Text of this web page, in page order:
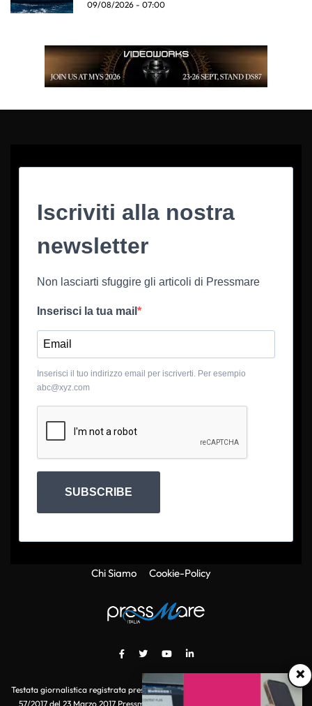
09/08/2026 - 07:00
×
Iscriviti alla nostra
newsletter
Non lasciarti sfuggire gli articoli di Pressmare
Inserisci la tua mail
Inserisci il tuo indirizzo email per iscriverti. Per esempio
abc@xyz.com
SUBSCRIBE
Chi Siamo Cookie-Policy
Testata giornalistica registrata presso il Tribunale di Roma con autorizzazione
57/2017 del 23 Marzo 2017 Pressmare.it è un marchio di S.P.E.N. Srl - P.IVA